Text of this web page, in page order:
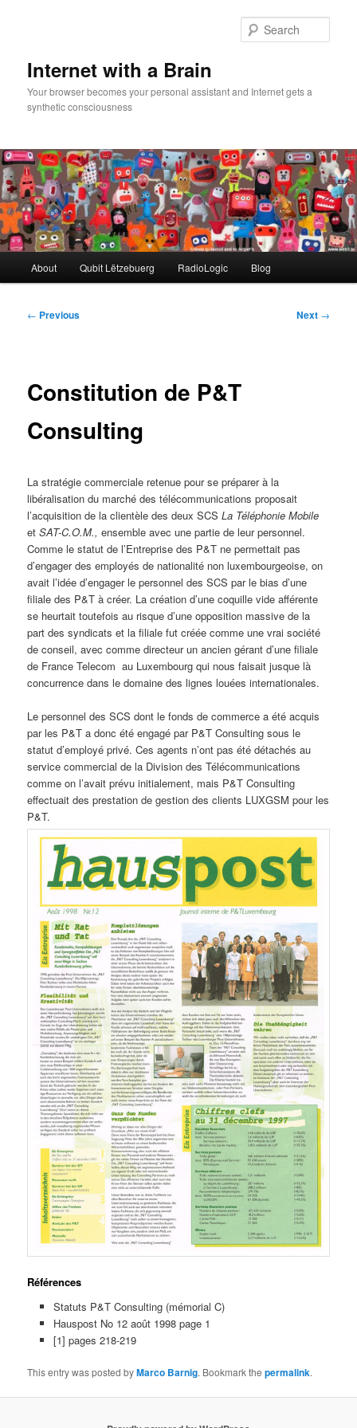
Internet with a Brain
Your browser becomes your personal assistant and Internet gets a
synthetic consciousness
About Qubit Lëtzebuerg RadioLogic Blog
Post
← Previous Next →
Constitution de P&T
Consulting
La stratégie commerciale retenue pour se préparer à la
libéralisation du marché des télécommunications proposait
l’acquisition de la clientèle des deux SCSLa Téléphonie Mobile
etSAT-C.O.M., ensemble avec une partie de leur personnel.
Comme le statut de l’Entreprise des P&T ne permettait pas
d’engager des employés de nationalité non luxembourgeoise, on
avait l’idée d’engager le personnel des SCS par le bias d’une
filiale des P&T à créer. La création d’une coquille vide afférente
se heurtait toutefois au risque d’une opposition massive de la
part des syndicats et la filiale fut créée comme une vrai société
de conseil, avec comme directeur un ancien gérant d’une filiale
de France Telecom au Luxembourg qui nous faisait jusque là
concurrence dans le domaine des lignes louées internationales.
Le personnel des SCS dont le fonds de commerce a été acquis
par les P&T a donc été engagé par P&T Consulting sous le
statut d’employé privé. Ces agents n’ont pas été détachés au
service commercial de la Division des Télécommunications
comme on l’avait prévu initialement, mais P&T Consulting
effectuait des prestation de gestion des clients LUXGSM pour les
P&T.
Références
Statuts P&T Consulting (mémorial C)
Hauspost No 12 août 1998 page 1
[1] pages 218-219
This entry was posted byMarco Barnig. Bookmark thepermalink.